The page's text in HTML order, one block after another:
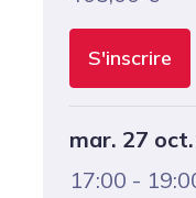
S'inscrire
mar. 27
17:00 -